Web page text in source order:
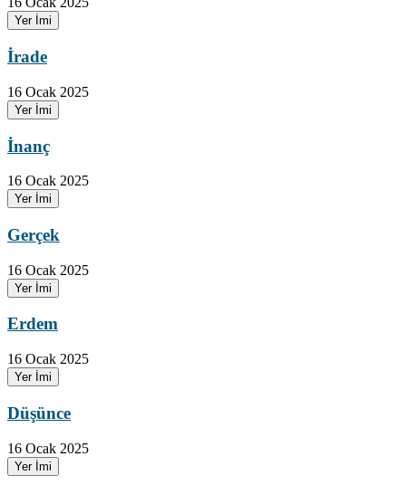
Yer İmi
İrade
16 Ocak 2025
Yer İmi
İnanç
16 Ocak 2025
Yer İmi
Gerçek
16 Ocak 2025
Yer İmi
Erdem
16 Ocak 2025
Yer İmi
Düşünce
16 Ocak 2025
Yer İmi